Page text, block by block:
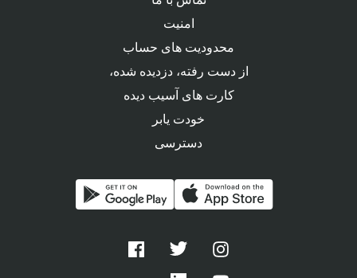
امنیت
محدودیت های حساب
از دست رفته، دزدیده شده،
کارت های آسیب دیده
خودت یابر
دسترسی